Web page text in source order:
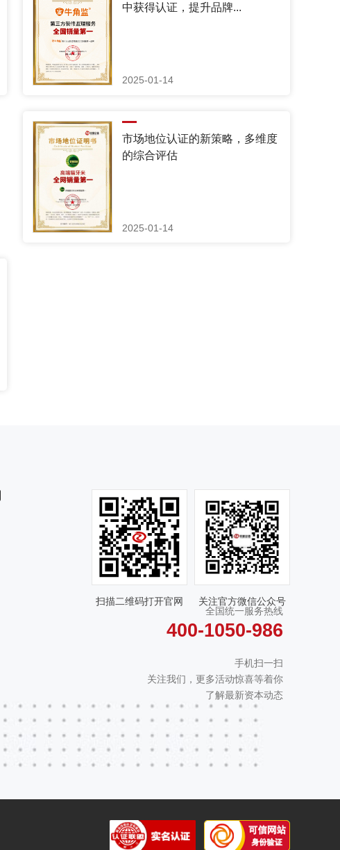
中获得认证，提升品牌...
2025-01-14
市场地位认证的新策略，多维度
的综合评估
2025-01-14
扫描二维码打开官网
关注官方微信公众号
全国统一服务热线
400-1050-986
手机扫一扫
关注我们，更多活动惊喜等着你
了解最新资本动态